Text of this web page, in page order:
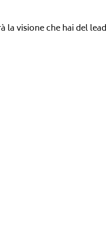
la visione che hai del